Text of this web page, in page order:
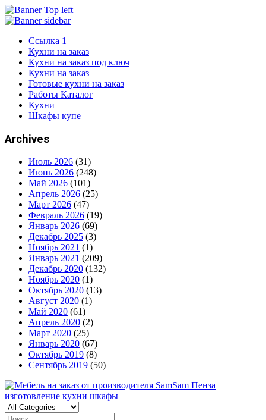
Ссылка 1
Кухни на заказ
Кухни на заказ под ключ
Кухни на заказ
Готовые кухни на заказ
Работы Каталог
Кухни
Шкафы купе
Archives
Июль 2026 (31)
Июнь 2026 (248)
Май 2026 (101)
Апрель 2026 (25)
Март 2026 (47)
Февраль 2026 (19)
Январь 2026 (69)
Декабрь 2025 (3)
Ноябрь 2021 (1)
Январь 2021 (209)
Декабрь 2020 (132)
Ноябрь 2020 (1)
Октябрь 2020 (13)
Август 2020 (1)
Май 2020 (61)
Апрель 2020 (2)
Март 2020 (25)
Январь 2020 (67)
Октябрь 2019 (8)
Сентябрь 2019 (50)